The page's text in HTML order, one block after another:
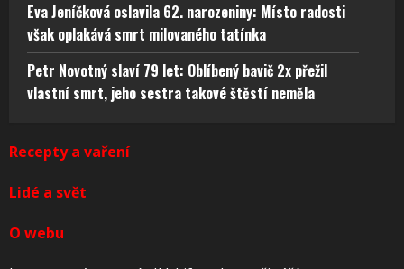
Eva Jeníčková oslavila 62. narozeniny: Místo radosti
však oplakává smrt milovaného tatínka
Petr Novotný slaví 79 let: Oblíbený bavič 2x přežil
vlastní smrt, jeho sestra takové štěstí neměla
Recepty a vaření
Lidé a svět
O webu